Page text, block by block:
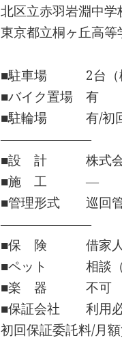
北区立赤羽岩淵中
東京都立桐ヶ丘高
■駐車場 2台（機
■バイク置場 有
■駐輪場 有/初回
―――――――
■設 計 株式会社
■施 工 ―
■管理形式 巡回
―――――――
■保 険 借家人賠
■ペット 相談（
■楽 器 不可
■保証会社 利用必
初回保証委託料/月